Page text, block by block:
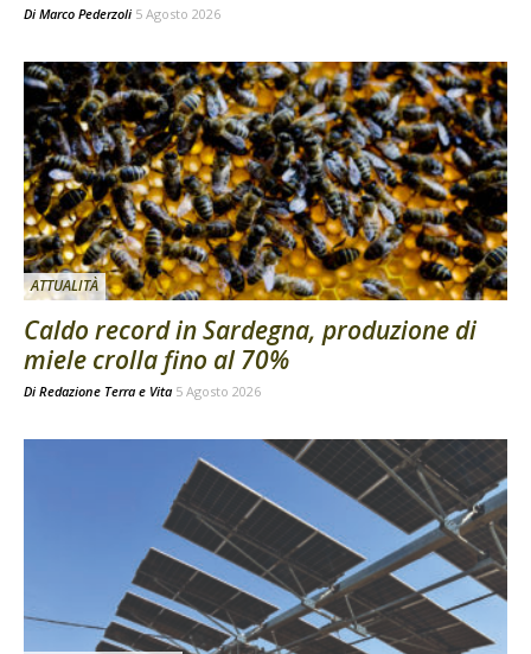
Di Marco Pederzoli 5 Agosto 2026
ATTUALITÀ
Caldo record in Sardegna, produzione di
miele crolla fino al 70%
Di Redazione Terra e Vita 5 Agosto 2026